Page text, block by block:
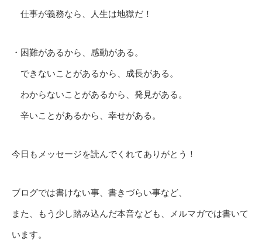
仕事が義務なら、人生は地獄だ！
・困難があるから、感動がある。
できないことがあるから、成長がある。
わからないことがあるから、発見がある。
辛いことがあるから、幸せがある。
今日もメッセージを読んでくれてありがとう！
ブログでは書けない事、書きづらい事など、
また、もう少し踏み込んだ本音なども、メルマガでは書いて
います。